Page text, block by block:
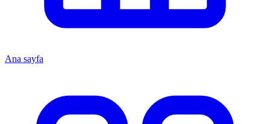
Ana sayfa